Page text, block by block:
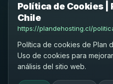
Política de Cookies |
Chile
https://plandehosting.cl/
Política de cookies de Plan
Uso de cookies para
análisis del sitio web.